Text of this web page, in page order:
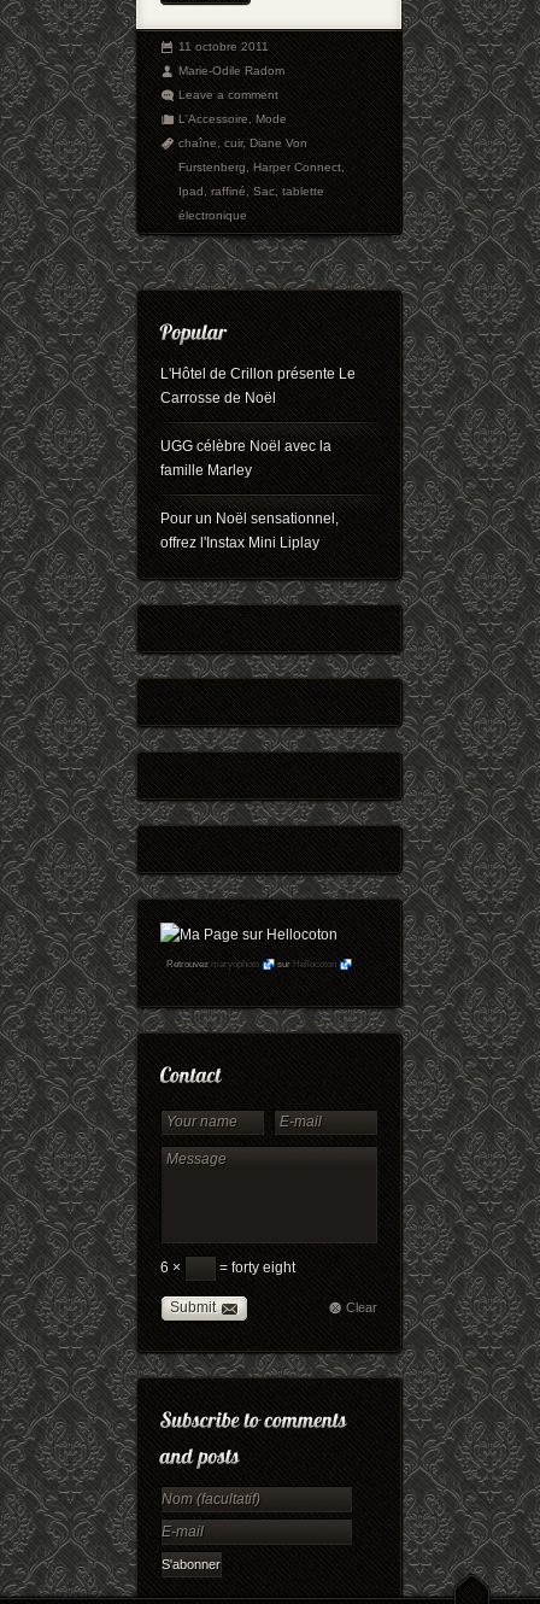
11 octobre 2011
Marie-Odile Radom
Leave a comment
L'Accessoire,Mode
chaîne,cuir,Diane Von
Furstenberg,Harper Connect,
Ipad,raffiné,Sac,tablette
électronique
L'Hôtel de Crillon présente Le
Carrosse de Noël
UGG célèbre Noël avec la
famille Marley
Pour un Noël sensationnel,
offrez l'Instax Mini Liplay
Retrouvezmaryophoto surHellocoton
6 × = forty eight
Submit Clear